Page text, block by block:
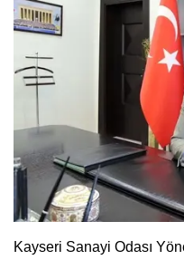
Kayseri Sanayi Odası